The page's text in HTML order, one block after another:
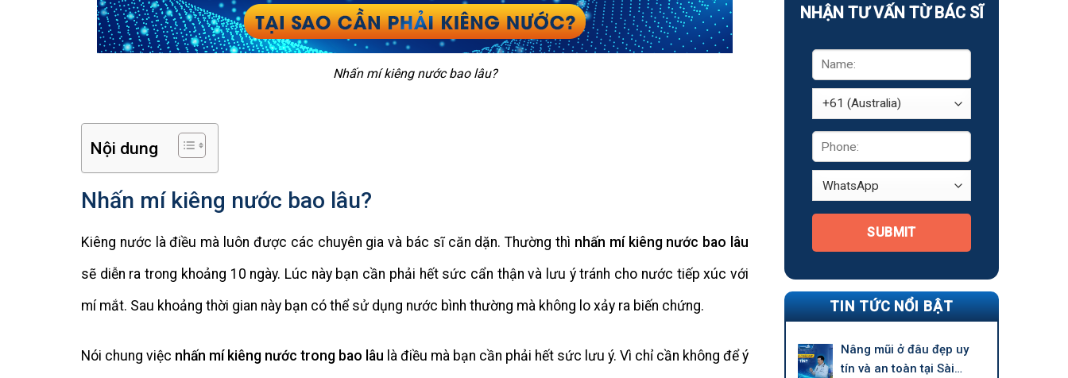
Nhấn mí kiêng nước bao lâu?
Nội dung
Nhấn mí kiêng nước bao lâu?
Kiêng nước là điều mà luôn được các chuyên gia và bác sĩ căn dặn. Thường thì nhấn mí kiêng nước bao lâu
sẽ diễn ra trong khoảng 10 ngày. Lúc này bạn cần phải hết sức cẩn thận và lưu ý tránh cho nước tiếp xúc với
mí mắt. Sau khoảng thời gian này bạn có thể sử dụng nước bình thường mà không lo xảy ra biến chứng.
Nói chung việc nhấn mí kiêng nước trong bao lâu là điều mà bạn cần phải hết sức lưu ý. Vì chỉ cần không để ý
NHẬN TƯ VẤN TỪ BÁC SĨ
SUBMIT
TIN TỨC NỔI BẬT
Nâng mũi ở đâu đẹp uy
tín và an toàn tại Sài